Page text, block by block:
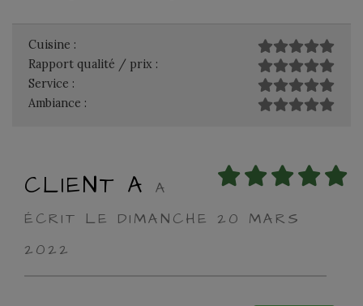
Cuisine :
Rapport qualité / prix :
Service :
Ambiance :
CLIENT A
A
ÉCRIT LE DIMANCHE 20 MARS
2022